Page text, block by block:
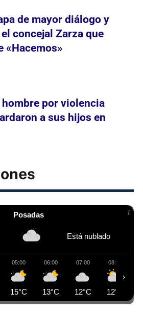
de mayor diálogo y
concejal Zarza que
«Hacemos»
por violencia
a sus hijos en
Posadas
Está nublado
05:00
15°C
06:00
13°C
07:00
12°C
08:00
12°C
›